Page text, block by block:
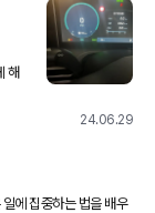
24.06.29
에 집중하는 법을 배우